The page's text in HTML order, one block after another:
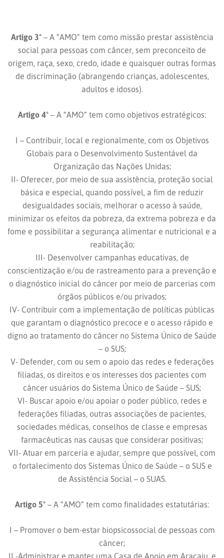
Artigo 3º– A “AMO” tem como missão prestar assistência
social para pessoas com câncer, sem preconceito de
origem, raça, sexo, credo, idade e quaisquer outras formas
de discriminação (abrangendo crianças, adolescentes,
adultos e idosos).
Artigo 4º – A “AMO” tem como objetivos estratégicos:
I – Contribuir, local e regionalmente, com os Objetivos
Globais para o Desenvolvimento Sustentável da
Organização das Nações Unidas;
II- Oferecer, por meio de sua assistência, proteção social
básica e especial, quando possível, a fim de reduzir
desigualdades sociais, melhorar o acesso à saúde,
minimizar os efeitos da pobreza, da extrema pobreza e da
fome e possibilitar a segurança alimentar e nutricional e a
reabilitação;
III- Desenvolver campanhas educativas, de
conscientização e/ou de rastreamento para a prevenção e
o diagnóstico inicial do câncer por meio de parcerias com
órgãos públicos e/ou privados;
IV- Contribuir com a implementação de políticas públicas
que garantam o diagnóstico precoce e o acesso rápido e
digno ao tratamento do câncer no Sistema Único de Saúde
– o SUS;
V- Defender, com ou sem o apoio das redes e federações
filiadas, os direitos e os interesses dos pacientes com
câncer usuários do Sistema Único de Saúde – SUS;
VI- Buscar apoio e/ou apoiar o poder público, redes e
federações filiadas, outras associações de pacientes,
sociedades médicas, conselhos de classe e empresas
farmacêuticas nas causas que considerar positivas;
VII- Atuar em parceria e ajudar, sempre que possível, com
o fortalecimento dos Sistemas Único de Saúde – o SUS e
de Assistência Social – o SUAS.
Artigo 5º – A “AMO” tem como finalidades estatutárias:
I – Promover o bem-estar biopsicossocial de pessoas com
câncer;